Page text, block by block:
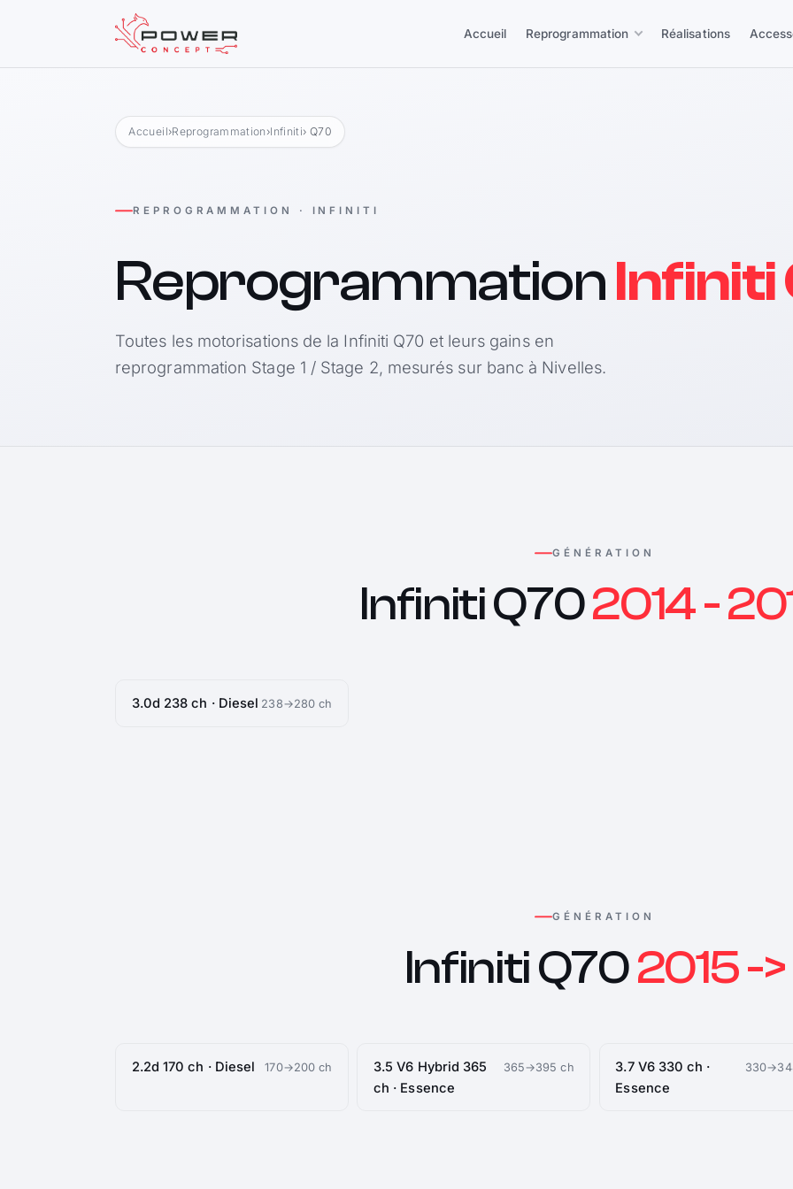
Accueil Reprogrammation Réalisations
Accueil›Reprogrammation ›Infiniti› Q70
REPROGRAMMATION · INFINITI
ReprogrammationInfiniti
Toutes les motorisations de la Infiniti Q70 et leurs gains en
reprogrammation Stage 1 / Stage 2, mesurés sur banc à Nivelles.
GÉNÉRATION
Infiniti Q702014 -
3.0d 238 ch · Diesel 238→280 ch
GÉNÉRATION
Infiniti Q702015 ->
2.2d 170 ch · Diesel 170→200 ch
3.5 V6 Hybrid 365
ch · Essence
365→395 ch
3.7 V6 330 ch ·
Essence